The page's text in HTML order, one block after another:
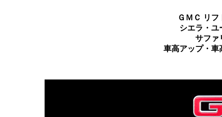
ＧＭＣ リ
シエラ・ユ
サファ
車高アップ・車